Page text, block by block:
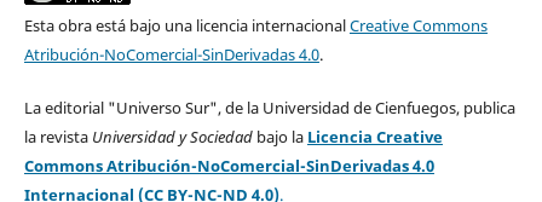
Esta obra está bajo una licencia internacionalCreative Commons
Atribución-NoComercial-SinDerivadas 4.0.
La editorial "Universo Sur", de la Universidad de Cienfuegos, publica
la revista Universidad y Sociedad bajo la Licencia Creative
Commons Atribución-NoComercial-SinDerivadas 4.0
Internacional (CC BY-NC-ND 4.0).